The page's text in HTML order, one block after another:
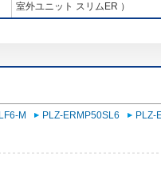
室外ユニット スリムER ）
M PLZ-ERMP50SL6 PLZ-